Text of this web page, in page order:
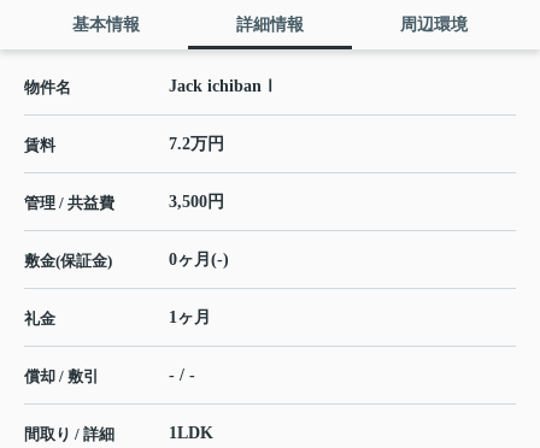
基本情報 詳細情報 周辺環境
物件名 Jack ichibanⅠ
賃料 7.2万円
管理 / 共益費 3,500円
敷金(保証金) 0ヶ月(-)
礼金 1ヶ月
償却 / 敷引 - / -
間取り / 詳細
1LDK